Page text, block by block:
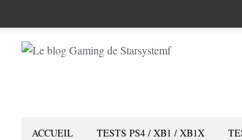
ACCUEIL TESTS PS4 / XB1 / XB1X